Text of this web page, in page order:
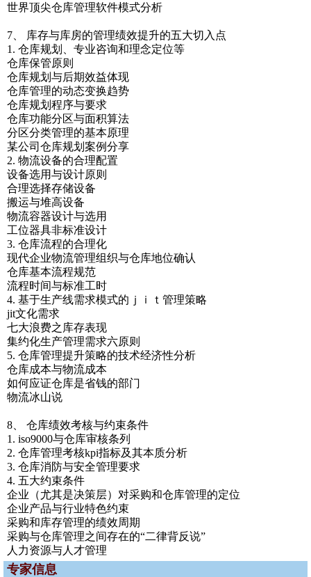
世界顶尖仓库管理软件模式分析
7、 库存与库房的管理绩效提升的五大切入点
1. 仓库规划、专业咨询和理念定位等
仓库保管原则
仓库规划与后期效益体现
仓库管理的动态变换趋势
仓库规划程序与要求
仓库功能分区与面积算法
分区分类管理的基本原理
某公司仓库规划案例分享
2. 物流设备的合理配置
设备选用与设计原则
合理选择存储设备
搬运与堆高设备
物流容器设计与选用
工位器具非标准设计
3. 仓库流程的合理化
现代企业物流管理组织与仓库地位确认
仓库基本流程规范
流程时间与标准工时
4. 基于生产线需求模式的ｊｉｔ管理策略
jit文化需求
七大浪费之库存表现
集约化生产管理需求六原则
5. 仓库管理提升策略的技术经济性分析
仓库成本与物流成本
如何应证仓库是省钱的部门
物流冰山说
8、 仓库绩效考核与约束条件
1. iso9000与仓库审核条列
2. 仓库管理考核kpi指标及其本质分析
3. 仓库消防与安全管理要求
4. 五大约束条件
企业（尤其是决策层）对采购和仓库管理的定位
企业产品与行业特色约束
采购和库存管理的绩效周期
采购与仓库管理之间存在的“二律背反说”
人力资源与人才管理
专家信息